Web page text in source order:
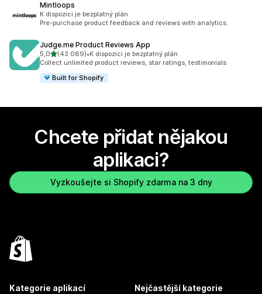
Mintloops
K dispozici je bezplatný plán
Pre-purchase product feedback and reviews with analytics.
Judge.me Product Reviews App
5,0z 5 hvězd
(43 089)
Celkový počet recenzí: 43089
•K dispozici je bezplatný plán
Collect unlimited product reviews, star ratings, testimonials
Built for Shopify
Chcete přidat nějakou
aplikaci?
Vyzkoušejte si Shopify zdarma na 3 dny
Kategorie aplikací Nejčastější kategorie